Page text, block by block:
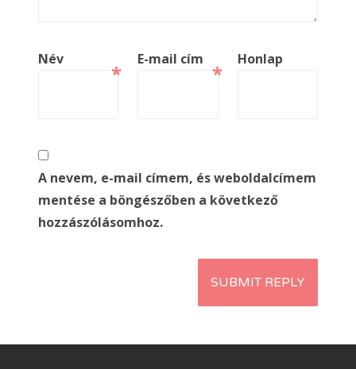
Név
*
E-mail cím
*
Honlap
A nevem, e-mail címem, és weboldalcímem
mentése a böngészőben a következő
hozzászólásomhoz.